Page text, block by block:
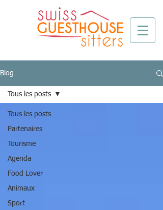
Blog
Tous les posts
Partenaires
Tourisme
Agenda
Food Lover
Animaux
Sport
Tous les posts